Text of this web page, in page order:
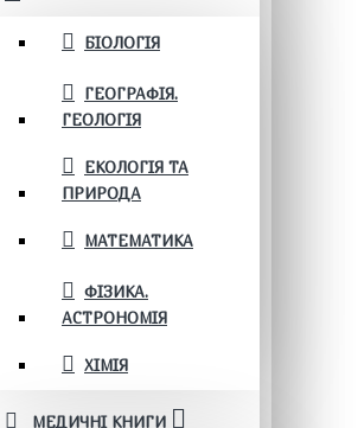
БІОЛОГІЯ
ГЕОГРАФІЯ.
ГЕОЛОГІЯ
ЕКОЛОГІЯ ТА
ПРИРОДА
МАТЕМАТИКА
ФІЗИКА.
АСТРОНОМІЯ
ХІМІЯ
МЕДИЧНІ КНИГИ